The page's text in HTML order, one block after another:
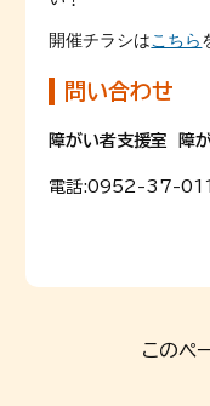
開催チラシはこちら
問い合わせ
障がい者支援室 障
電話:0952-37-
このペ